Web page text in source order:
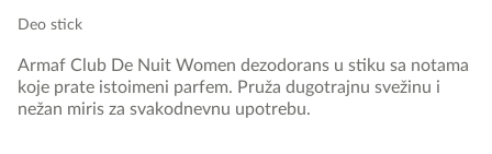
Deo stick
Armaf Club De Nuit Women dezodorans u stiku sa notama
koje prate istoimeni parfem. Pruža dugotrajnu svežinu i
nežan miris za svakodnevnu upotrebu.